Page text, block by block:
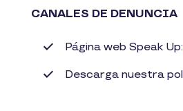
CANALES DE DENUNCIA
Página web Speak Up:
Descarga nuestra